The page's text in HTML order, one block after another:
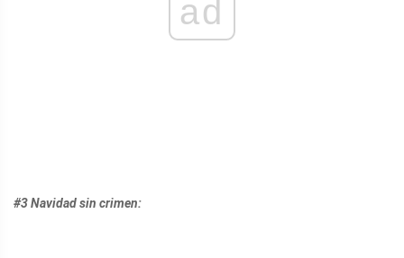
ad
#3 Navidad sin crimen: